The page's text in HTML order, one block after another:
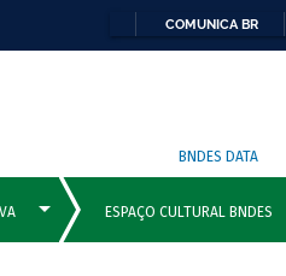
COMUNICA BR
BNDES DATA